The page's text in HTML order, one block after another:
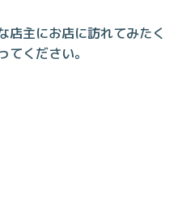
店主にお店に訪れてみたく
ください。